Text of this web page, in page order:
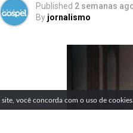
SIGA
Published 2 semanas
By jornalismo
você concorda com o uso de cookies.